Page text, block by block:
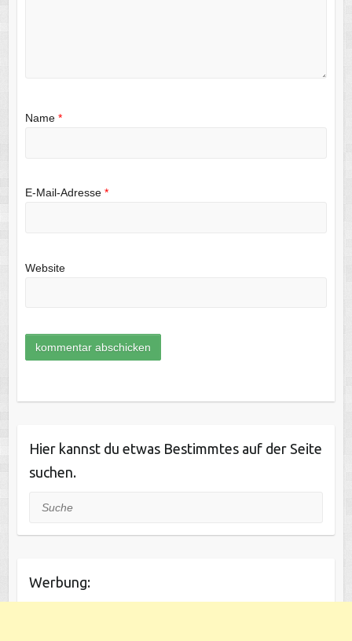
Name *
E-Mail-Adresse *
Website
Hier kannst du etwas Bestimmtes auf der Seite
suchen.
Suche
Werbung: